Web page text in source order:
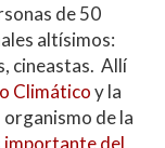
de 50
altísimos:
cineastas. Allí
Climáticoy la
de la
importante del